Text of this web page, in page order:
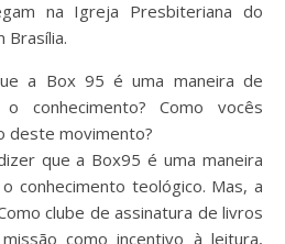
na Igreja Presbiteriana do
Brasília.
a Box 95 é uma maneira de
conhecimento? Como vocês
deste movimento?
que a Box95 é uma maneira
conhecimento teológico. Mas, a
clube de assinatura de livros
como incentivo à leitura,